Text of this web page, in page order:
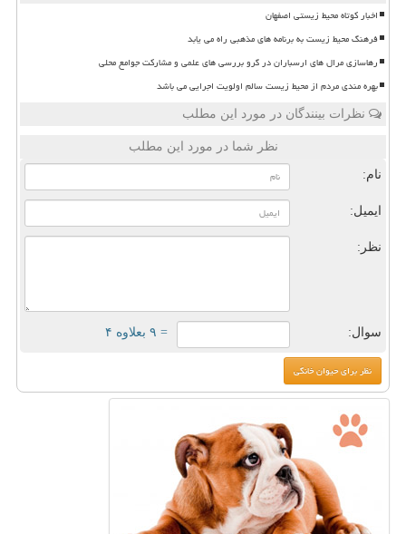
اخبار کوتاه محیط زیستی اصفهان
فرهنگ محیط زیست به برنامه های مذهبی راه می یابد
رهاسازی مرال های ارسباران در گرو بررسی های علمی و مشارکت جوامع محلی
بهره مندی مردم از محیط زیست سالم اولویت اجرایی می باشد
نظرات بینندگان در مورد این مطلب
نظر شما در مورد این مطلب
نام:
ایمیل:
نظر:
سوال: = ۹ بعلاوه ۴